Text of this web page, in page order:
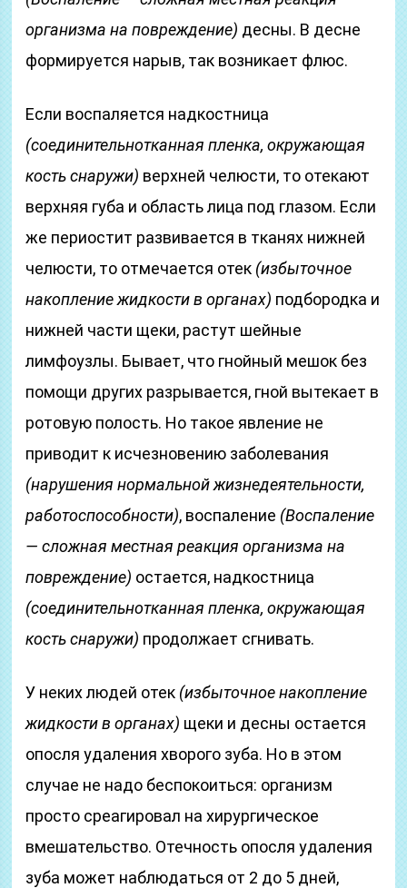
организма на повреждение) десны. В десне
формируется нарыв, так возникает флюс.
Если воспаляется надкостница
(соединительнотканная пленка, окружающая
кость снаружи) верхней челюсти, то отекают
верхняя губа и область лица под глазом. Если
же периостит развивается в тканях нижней
челюсти, то отмечается отек (избыточное
накопление жидкости в органах) подбородка и
нижней части щеки, растут шейные
лимфоузлы. Бывает, что гнойный мешок без
помощи других разрывается, гной вытекает в
ротовую полость. Но такое явление не
приводит к исчезновению заболевания
(нарушения нормальной жизнедеятельности,
работоспособности), воспаление (Воспаление
— сложная местная реакция организма на
повреждение) остается, надкостница
(соединительнотканная пленка, окружающая
кость снаружи) продолжает сгнивать.
У неких людей отек (избыточное накопление
жидкости в органах) щеки и десны остается
опосля удаления хворого зуба. Но в этом
случае не надо беспокоиться: организм
просто среагировал на хирургическое
вмешательство. Отечность опосля удаления
зуба может наблюдаться от 2 до 5 дней,